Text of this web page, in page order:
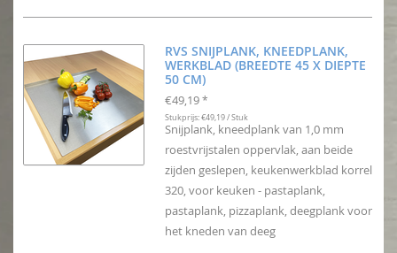
RVS SNIJPLANK, KNEEDPLANK,
WERKBLAD (BREEDTE 45 X DIEPTE
50 CM)
€49,19 *
Stukprijs: €49,19 / Stuk
Snijplank, kneedplank van 1,0 mm
roestvrijstalen oppervlak, aan beide
zijden geslepen, keukenwerkblad korrel
320, voor keuken - pastaplank,
pastaplank, pizzaplank, deegplank voor
het kneden van deeg